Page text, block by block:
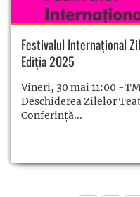
Festivalul Internațional
Ediția 2025
Vineri, 30 mai 11:00 -
Deschiderea Zilelor
Conferință...